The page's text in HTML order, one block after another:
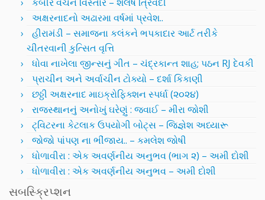
અક્ષરનાદનો અઢારમા વર્ષમાં પ્રવેશ..
હીરામંડી – સમાજના કલંકને ભપકાદાર આર્ટ તરીકે
ચીતરવાની કુત્સિત વૃત્તિ
ધોવા નાખેલા જીન્સનું ગીત – ચંદ્રકાન્ત શાહ; પઠન RJ દેવકી
પ્રાચીન અને અર્વાચીન ટોક્યો – દર્શા કિકાણી
છઠ્ઠી અક્ષરનાદ માઇક્રોફિક્શન સ્પર્ધા (૨૦૨૪)
રાજસ્થાનનું અનોખું ઘરેણું : જવાઈ – મીરા જોશી
ટ્વિટરના કેટલાક ઉપયોગી બોટ્સ – જિજ્ઞેશ અધ્યારૂ
જોજો પાંપણ ના ભીંજાય.. – કમલેશ જોષી
ધોળાવીરા : એક અવર્ણનીય અનુભવ (ભાગ ૨) – અમી દોશી
ધોળાવીરા : એક અવર્ણનીય અનુભવ – અમી દોશી
સબસ્ક્રિપ્શન